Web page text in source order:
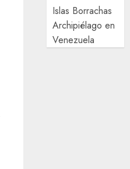
Islas Borrachas
Archipiélago en
Venezuela